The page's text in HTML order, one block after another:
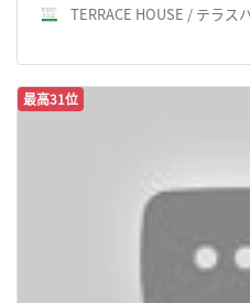
TERRACE HOUSE / テラス
最高31位